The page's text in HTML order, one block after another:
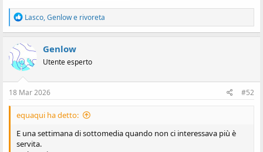
R
e
a
z
o
n
i
:
Lasco,Genlowe rivoreta
Genlow
Utente esperto
18 Mar 2026 #52
equaqui ha detto:
E una settimana di sottomedia quando non ci interessava più è
servita.